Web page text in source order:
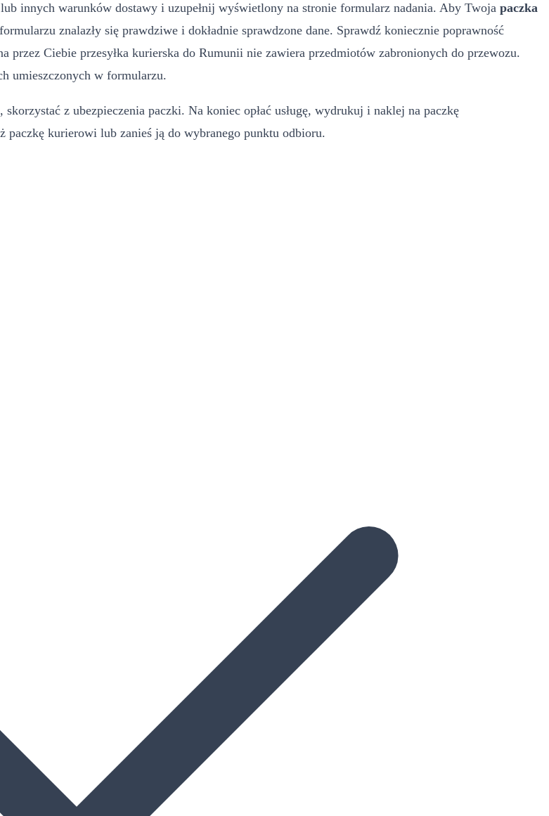
innych warunków dostawy i uzupełnij wyświetlony na stronie formularz nadania. Aby Twoja paczka
znalazły się prawdziwe i dokładnie sprawdzone dane. Sprawdź koniecznie poprawność
przez Ciebie przesyłka kurierska do Rumunii nie zawiera przedmiotów zabronionych do przewozu.
umieszczonych w formularzu.
z ubezpieczenia paczki. Na koniec opłać usługę, wydrukuj i naklej na paczkę
kurierowi lub zanieś ją do wybranego punktu odbioru.